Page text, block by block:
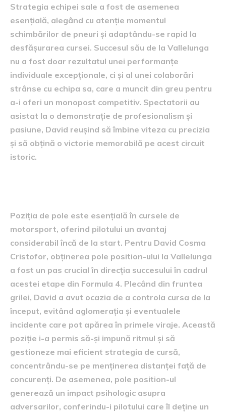
Strategia echipei sale a fost de asemenea
esențială, alegând cu atenție momentul
schimbărilor de pneuri și adaptându-se rapid la
desfășurarea cursei. Succesul său de la Vallelunga
nu a fost doar rezultatul unei performanțe
individuale excepționale, ci și al unei colaborări
strânse cu echipa sa, care a muncit din greu pentru
a-i oferi un monopost competitiv. Spectatorii au
asistat la o demonstrație de profesionalism și
pasiune, David reușind să îmbine viteza cu precizia
și să obțină o victorie memorabilă pe acest circuit
istoric.
Poziția de pole este esențială în cursele de
motorsport, oferind pilotului un avantaj
considerabil încă de la start. Pentru David Cosma
Cristofor, obținerea pole position-ului la Vallelunga
a fost un pas crucial în direcția succesului în cadrul
acestei etape din Formula 4. Plecând din fruntea
grilei, David a avut ocazia de a controla cursa de la
început, evitând aglomerația și eventualele
incidente care pot apărea în primele viraje. Această
poziție i-a permis să-și impună ritmul și să
gestioneze mai eficient strategia de cursă,
concentrându-se pe menținerea distanței față de
concurenți. De asemenea, pole position-ul
generează un impact psihologic asupra
adversarilor, conferindu-i pilotului care îl deține un